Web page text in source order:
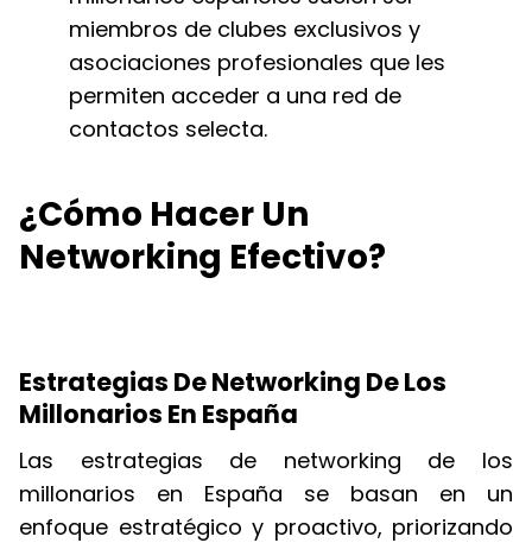
miembros de clubes exclusivos y
asociaciones profesionales que les
permiten acceder a una red de
contactos selecta.
¿Cómo Hacer Un
Networking Efectivo?
Estrategias De Networking De Los
Millonarios En España
Las estrategias de networking de los
millonarios en España se basan en un
enfoque estratégico y proactivo, priorizando